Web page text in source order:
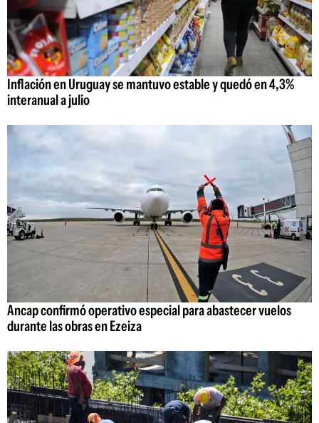
Inflación en Uruguay se mantuvo estable y quedó en 4,3%
interanual a julio
Ancap confirmó operativo especial para abastecer vuelos
durante las obras en Ezeiza